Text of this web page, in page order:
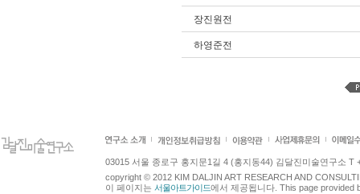
장진원전
하영준전
03015 서울 종로구 홍지문1길 4 (홍지동44) 김달진미술연구소 T
copyright © 2012 KIM DALJIN ART RESEARCH AND
이 페이지는 서울아트가이드에서 제공됩니다. This page provided